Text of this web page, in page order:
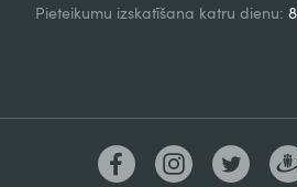
Pieteikumu izskatīšana katru dienu: